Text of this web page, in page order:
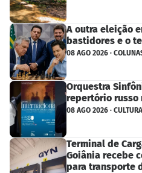
A outra eleição
bastidores e o
08 AGO 2026 ·
Orquestra
repertório russo
08 AGO 2026 · CULTURA
Terminal de
Goiânia recebe
para transporte